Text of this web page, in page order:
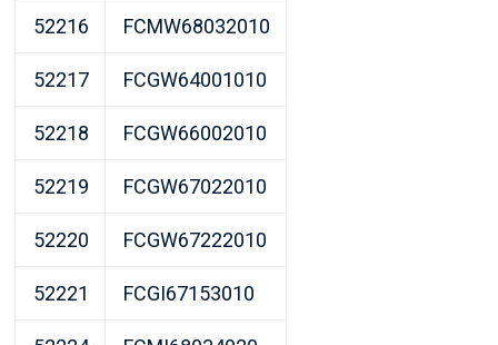
52216 FCMW68032010
52217 FCGW64001010
52218 FCGW66002010
52219 FCGW67022010
52220 FCGW67222010
52221 FCGI67153010